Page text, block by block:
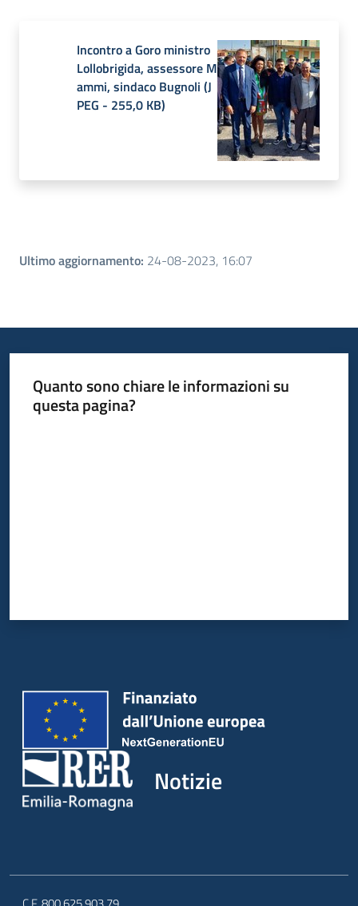
Incontro a Goro ministro
Lollobrigida, assessore M
ammi, sindaco Bugnoli (J
PEG - 255,0 KB)
Ultimo aggiornamento: 24-08-2023, 16:07
Quanto sono chiare le informazioni su
questa pagina?
Notizie